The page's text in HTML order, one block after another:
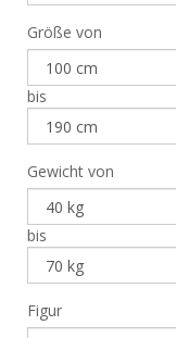
Größe von
bis
Gewicht von
bis
Figur